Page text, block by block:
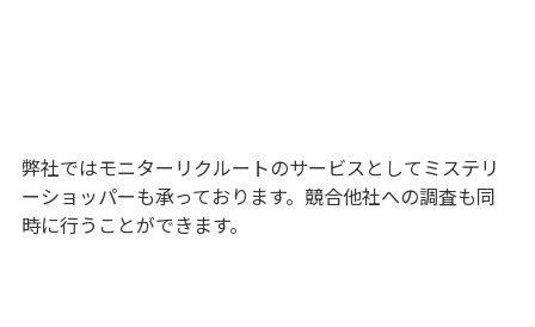
弊社ではモニターリクルートのサービスとしてミステリ
ーショッパーも承っております。競合他社への調査も同
時に行うことができます。